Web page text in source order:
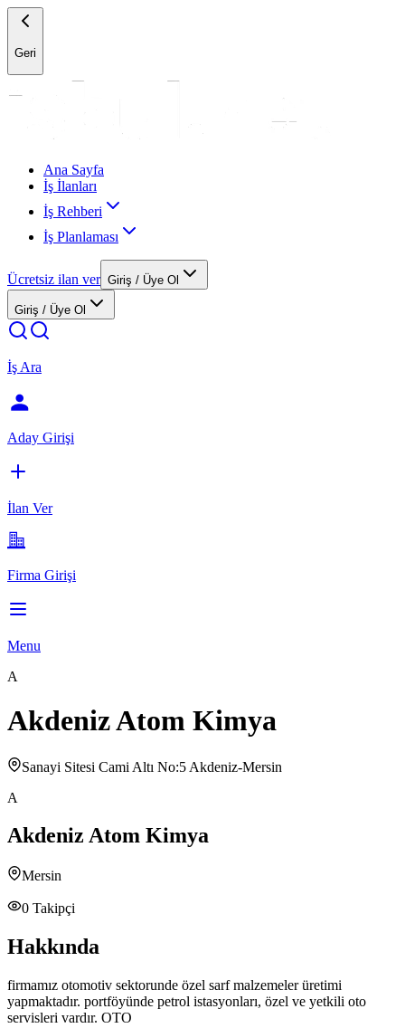
Geri
Ana Sayfa
İş İlanları
İş Rehberi
İş Planlaması
Ücretsiz ilan ver Giriş / Üye Ol
Giriş / Üye Ol
İş Ara
Aday Girişi
İlan Ver
Firma Girişi
Menu
A
Akdeniz Atom Kimya
Sanayi Sitesi Cami Altı No:5 Akdeniz-Mersin
A
Akdeniz Atom Kimya
Mersin
0 Takipçi
Hakkında
firmamız otomotiv sektorunde özel sarf malzemeler üretimi
yapmaktadır. portföyünde petrol istasyonları, özel ve yetkili oto
servisleri vardır. OTO